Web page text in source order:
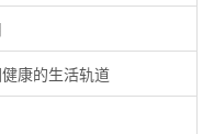
康的生活轨道